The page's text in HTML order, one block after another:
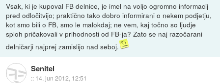
Vsak, ki je kupoval FB delnice, je imel na voljo ogromno informacij
pred odločitvijo; praktično tako dobro informirani o nekem podjetju,
kot smo bili o FB, smo le malokdaj; ne vem, kaj točno so ljudje
sploh pričakovali v prihodnosti od FB-ja? Zato se naj razočarani
delničarji najprej zamislijo nad seboj.
Senitel
:: 14. jun 2012, 12:51